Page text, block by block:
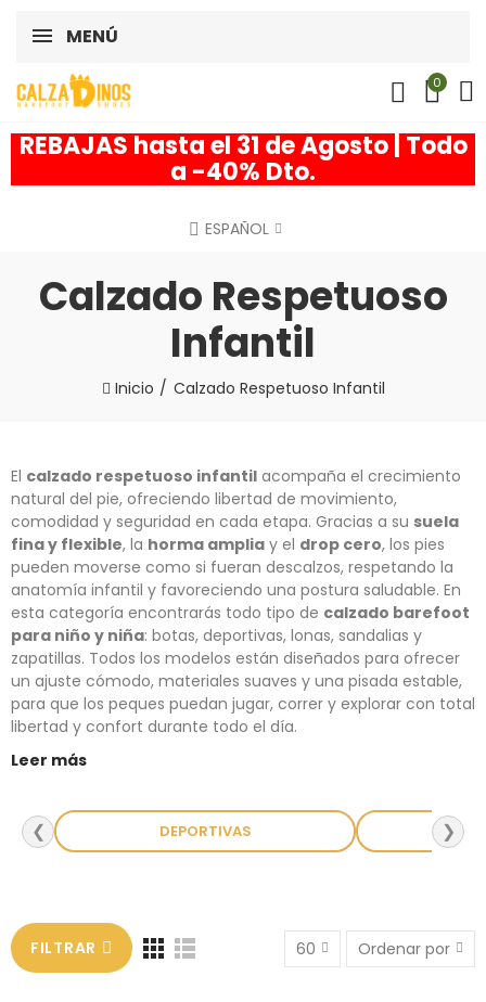
MENÚ
0
REBAJAS hasta el 31 de Agosto | Todo
a -40% Dto.
ESPAÑOL
Calzado Respetuoso
Infantil
Inicio Calzado Respetuoso Infantil
El calzado respetuoso infantil acompaña el crecimiento
natural del pie, ofreciendo libertad de movimiento,
comodidad y seguridad en cada etapa. Gracias a su suela
fina y flexible, la horma amplia y el drop cero, los pies
pueden moverse como si fueran descalzos, respetando la
anatomía infantil y favoreciendo una postura saludable. En
esta categoría encontrarás todo tipo de calzado barefoot
para niño y niña: botas, deportivas, lonas, sandalias y
zapatillas. Todos los modelos están diseñados para ofrecer
un ajuste cómodo, materiales suaves y una pisada estable,
para que los peques puedan jugar, correr y explorar con total
libertad y confort durante todo el día.
Leer más
❮ DEPORTIVAS ❯
FILTRAR 60 Ordenar por